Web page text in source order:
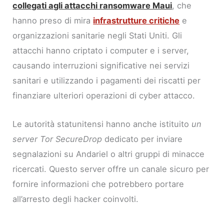
collegati agli attacchi ransomware Maui, che
hanno preso di mira infrastrutture critiche e
organizzazioni sanitarie negli Stati Uniti. Gli
attacchi hanno criptato i computer e i server,
causando interruzioni significative nei servizi
sanitari e utilizzando i pagamenti dei riscatti per
finanziare ulteriori operazioni di cyber attacco.
Le autorità statunitensi hanno anche istituito un
server Tor SecureDrop dedicato per inviare
segnalazioni su Andariel o altri gruppi di minacce
ricercati. Questo server offre un canale sicuro per
fornire informazioni che potrebbero portare
all’arresto degli hacker coinvolti.